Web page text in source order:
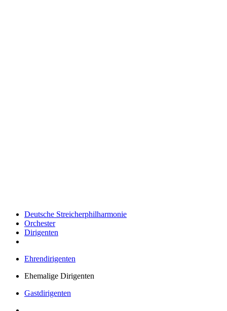
Deutsche Streicherphilharmonie
Orchester
Dirigenten
Ehrendirigenten
Ehemalige Dirigenten
Gastdirigenten